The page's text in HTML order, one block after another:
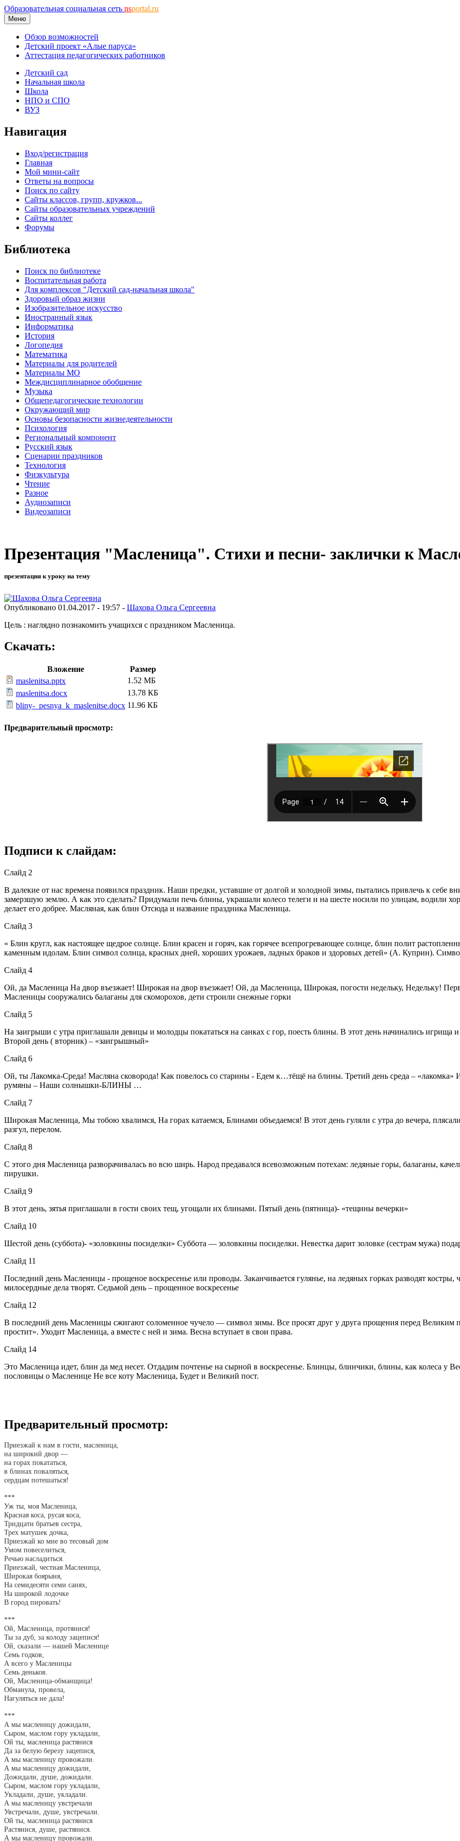
Образовательная социальная сеть nsportal.ru
Меню
Обзор возможностей
Детский проект «Алые паруса»
Аттестация педагогических работников
Детский сад
Начальная школа
Школа
НПО и СПО
ВУЗ
Навигация
Вход/регистрация
Главная
Мой мини-сайт
Ответы на вопросы
Поиск по сайту
Сайты классов, групп, кружков...
Сайты образовательных учреждений
Сайты коллег
Форумы
Библиотека
Поиск по библиотеке
Воспитательная работа
Для комплексов "Детский сад-начальная школа"
Здоровый образ жизни
Изобразительное искусство
Иностранный язык
Информатика
История
Логопедия
Математика
Материалы для родителей
Материалы МО
Междисциплинарное обобщение
Музыка
Общепедагогические технологии
Окружающий мир
Основы безопасности жизнедеятельности
Психология
Региональный компонент
Русский язык
Сценарии праздников
Технология
Физкультура
Чтение
Разное
Аудиозаписи
Видеозаписи
Презентация "Масленица". Стихи и песни- заклички к
презентация к уроку на тему
Опубликовано 01.04.2017 - 19:57 - Шахова Ольга Сергеевна
Цель : наглядно познакомить учащихся с праздником Масленица.
Скачать:
Вложение
Размер
maslenitsa.pptx
1.52 МБ
maslenitsa.docx
13.78 КБ
bliny-_pesnya_k_maslenitse.docx 11.96 КБ
Предварительный просмотр:
Подписи к слайдам:
Слайд 2
В далекие от нас времена появился праздник. Наши предки, уставшие от долгой и холодной зимы, пытались привлечь к себе
замерзшую землю. А как это сделать? Придумали печь блины, украшали колесо телеги и на шесте носили по улицам, водили
делает его добрее. Масляная, как блин Отсюда и название праздника Масленица.
Слайд 3
« Блин кругл, как настоящее щедрое солнце. Блин красен и горяч, как горячее всепрогревающее солнце, блин полит
каменным идолам. Блин символ солнца, красных дней, хороших урожаев, ладных браков и здоровых детей» (А. Куприн).
Слайд 4
Ой, да Масленица На двор въезжает! Широкая на двор въезжает! Ой, да Масленица, Широкая, погости недельку, Недельку!
Масленицы сооружались балаганы для скоморохов, дети строили снежные горки
Слайд 5
На заигрыши с утра приглашали девицы и молодцы покататься на санках с гор, поесть блины. В этот день начинались игрища
Второй день ( вторник) – «заигрышный»
Слайд 6
Ой, ты Лакомка-Среда! Масляна сковорода! Как повелось со старины - Едем к…тёщё на блины. Третий день среда –
румяны – Наши солнышки-БЛИНЫ …
Слайд 7
Широкая Масленица, Мы тобою хвалимся, На горах катаемся, Блинами объедаемся! В этот день гуляли с утра до вечера,
разгул, перелом.
Слайд 8
С этого дня Масленица разворачивалась во всю ширь. Народ предавался всевозможным потехам: ледяные горы, балаганы,
пирушки.
Слайд 9
В этот день, зятья приглашали в гости своих тещ, угощали их блинами. Пятый день (пятница)- «тещины вечерки»
Слайд 10
Шестой день (суббота)- «золовкины посиделки» Суббота — золовкины посиделки. Невестка дарит золовке (сестрам мужа)
Слайд 11
Последний день Масленицы - прощеное воскресенье или проводы. Заканчивается гулянье, на ледяных горках разводят
милосердные дела творят. Седьмой день – прощенное воскресенье
Слайд 12
В последний день Масленицы сжигают соломенное чучело — символ зимы. Все просят друг у друга прощения перед Великим
простит». Уходит Масленица, а вместе с ней и зима. Весна вступает в свои права.
Слайд 14
Это Масленица идет, блин да мед несет. Отдадим почтенье на сырной в воскресенье. Блинцы, блинчики, блины, как колеса у
пословицы о Масленице Не все коту Масленица, Будет и Великий пост.
Предварительный просмотр:
Приезжай к нам в гости, масленица,
на широкий двор —
на горах покататься,
в блинах поваляться,
сердцам потешаться!
***
Уж ты, моя Масленица,
Красная коса, русая коса,
Тридцати братьев сестра,
Трех матушек дочка,
Приезжай ко мне во тесовый дом
Умом повеселиться,
Речью насладиться.
Приезжай, честная Масленица,
Широкая боярыня,
На семидесяти семи санях,
На широкой лодочке
В город пировать!
***
Ой, Масленица, протянися!
Ты за дуб, за колоду зацепися!
Ой, сказали — нашей Масленице
Семь годков,
А всего у Масленицы
Семь деньков.
Ой, Масленица-обманщица!
Обманула, провела,
Нагуляться не дала!
***
А мы масленицу дожидали,
Сыром, маслом гору укладали,
Ой ты, масленица растянися
Да за белую березу зацепися,
А мы масленицу провожали.
А мы масленицу дожидали,
Дожидали, душе, дожидали.
Сыром, маслом гору укладали,
Укладали, душе, укладали.
А мы масленицу увстречали
Увстречали, душе, увстречали.
Ой ты, масленица растянися
Растянися, душе, растянися.
А мы масленицу провожали.